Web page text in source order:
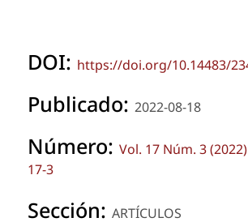
DOI: https://doi.org/10.14483/
Publicado: 2022-08-18
Número: Vol. 17 Núm. 3
17-3
Sección: ARTÍCULOS